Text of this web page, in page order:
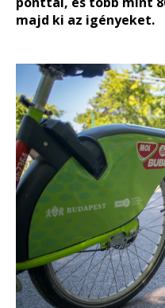
majd ki az igényeket.